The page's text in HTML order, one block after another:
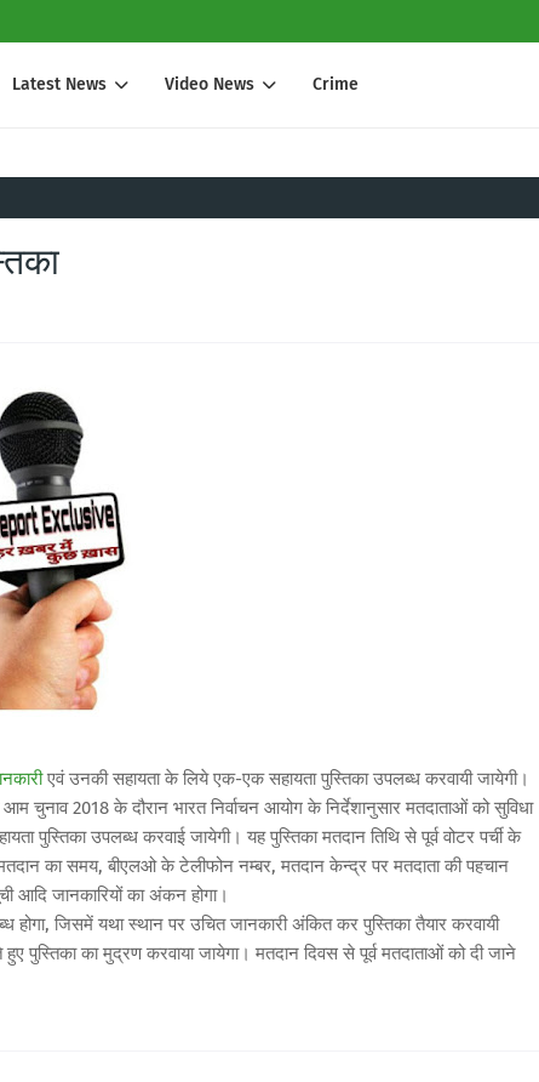
Latest News Video News Crime
एवं उनकी सहायता के लिये एक-एक सहायता पुस्तिका उपलब्ध करवायी जायेगी।
आम चुनाव 2018 के दौरान भारत निर्वाचन आयोग के निर्देशानुसार मतदाताओं को सुविधा
पुस्तिका उपलब्ध करवाई जायेगी। यह पुस्तिका मतदान तिथि से पूर्व वोटर पर्ची के
का समय, बीएलओ के टेलीफोन नम्बर, मतदान केन्द्र पर मतदाता की पहचान
आदि जानकारियों का अंकन होगा।
होगा, जिसमें यथा स्थान पर उचित जानकारी अंकित कर पुस्तिका तैयार करवायी
पुस्तिका का मुद्रण करवाया जायेगा। मतदान दिवस से पूर्व मतदाताओं को दी जाने